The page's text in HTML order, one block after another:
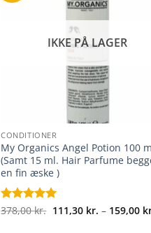
IKKE PÅ LAGER
CONDITIONER
My Organics Angel Potion 100
(Samt 15 ml. Hair Parfume
en fin æske )
Vurderet5
378,00kr. 111,30 kr. – 159,00